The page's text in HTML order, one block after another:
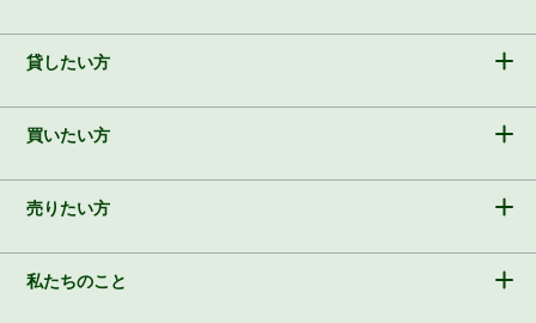
貸したい方
買いたい方
売りたい方
私たちのこと